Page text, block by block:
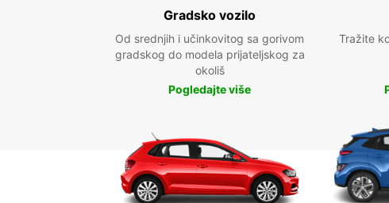
Gradsko vozilo
Od srednjih i učinkovitog sa gorivom
gradskog do modela prijateljskog za
okoliš
Pogledajte više
Tražite